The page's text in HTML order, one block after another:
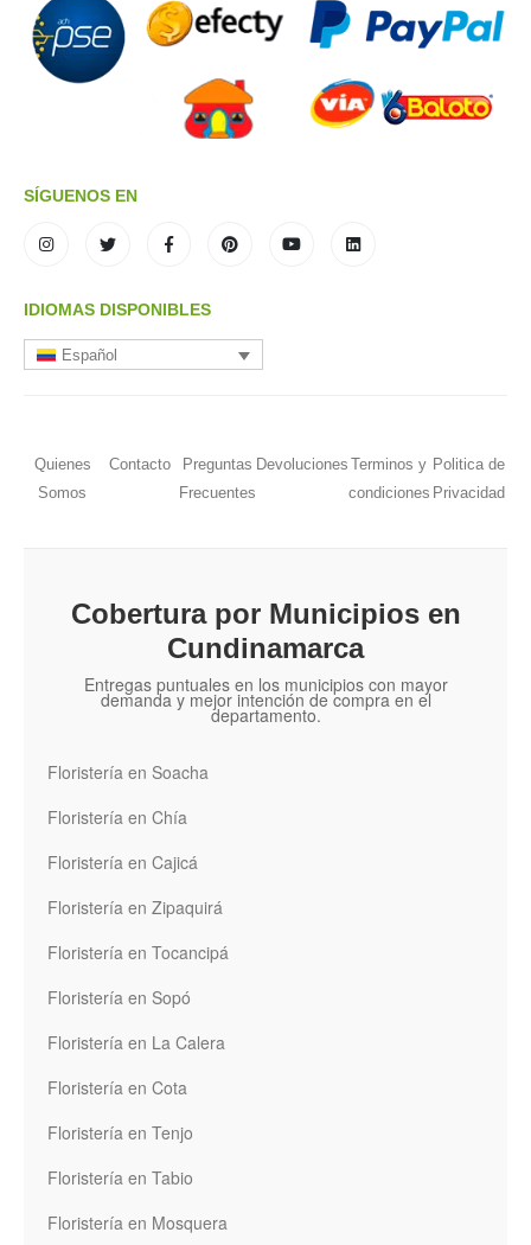
SÍGUENOS EN
IDIOMAS DISPONIBLES
Español
Quienes
Somos
Contacto
Preguntas
Frecuentes
Devoluciones Terminos y
condiciones
Politica de
Privacidad
Cobertura por Municipios en
Cundinamarca
Entregas puntuales en los municipios con mayor
demanda y mejor intención de compra en el
departamento.
Floristería en Soacha
Floristería en Chía
Floristería en Cajicá
Floristería en Zipaquirá
Floristería en Tocancipá
Floristería en Sopó
Floristería en La Calera
Floristería en Cota
Floristería en Tenjo
Floristería en Tabio
Floristería en Mosquera